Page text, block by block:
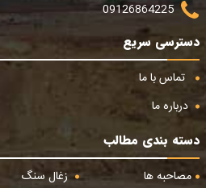
09126864225
دسترسی سریع
تماس با ما
درباره ما
دسته بندی مطالب
مصاحبه ها
زغال سنگ